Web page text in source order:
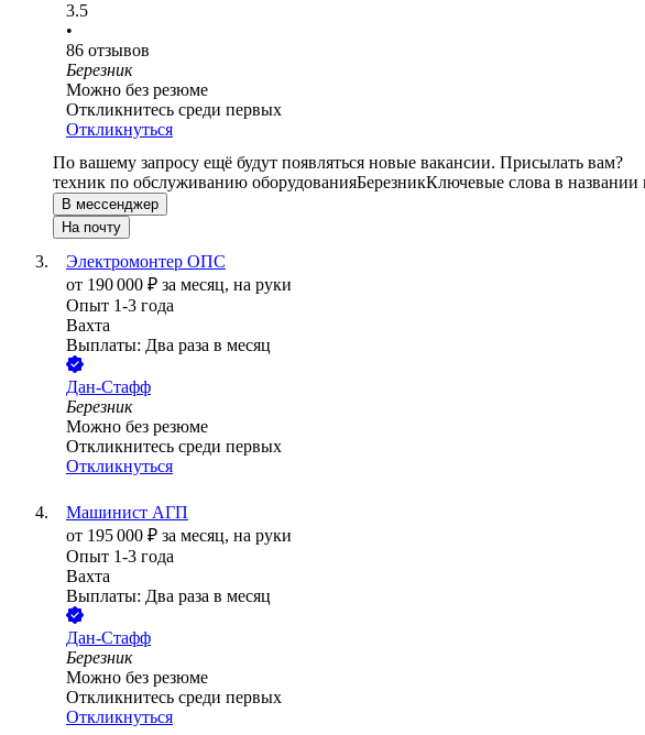
3.5
•
86 отзывов
Березник
Можно без резюме
Откликнитесь среди первых
Откликнуться
По вашему запросу ещё будут появляться новые вакансии. Присылать вам?
техник по обслуживанию оборудованияБерезникКлючевые слова в
В мессенджер
На почту
Электромонтер ОПС
от 190 000 ₽ за месяц, на руки
Опыт 1-3 года
Вахта
Выплаты: Два раза в месяц
Дан-Стафф
Березник
Можно без резюме
Откликнитесь среди первых
Откликнуться
Машинист АГП
от 195 000 ₽ за месяц, на руки
Опыт 1-3 года
Вахта
Выплаты: Два раза в месяц
Дан-Стафф
Березник
Можно без резюме
Откликнитесь среди первых
Откликнуться